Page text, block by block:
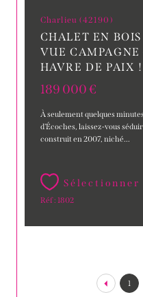
Charlieu (42190)
CHALET EN
VUE
HAVRE DE PAIX !
189 000 €
À seulement quelques
d'Écoches, laissez-vous
construit en 2007, niché...
Sélectionner
Réf : 1802
1